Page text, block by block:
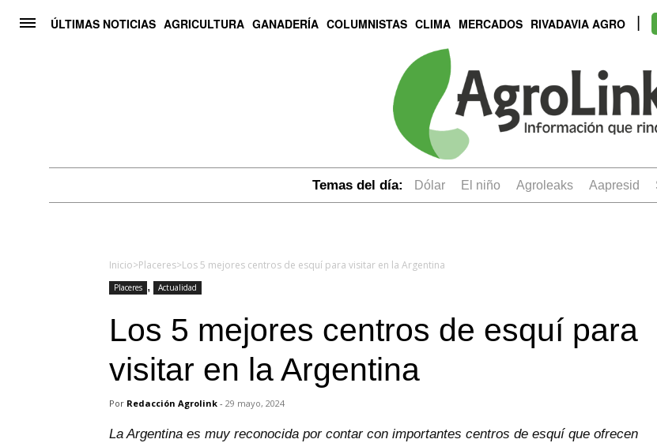
ÚLTIMAS NOTICIAS AGRICULTURA GANADERÍA COLUMNISTAS CLIMA MERCADOS RIVADAVIA AGRO
Temas del día: dólar el niño Agroleaks aapresid
Inicio>Placeres>Los 5 mejores centros de esquí para visitar en la Argentina
Placeres , Actualidad
Los 5 mejores centros de esquí para
visitar en la Argentina
Por Redacción Agrolink - 29 mayo, 2024
La Argentina es muy reconocida por contar con importantes centros de esquí que ofrecen